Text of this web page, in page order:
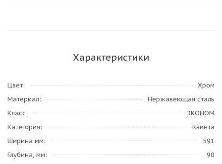
Характеристики
Цвет
Хром
Материал
Нержавеющая сталь
Класс
ЭКОНОМ
Категория
Квинта
Ширина мм
591
Глубина, мм
90